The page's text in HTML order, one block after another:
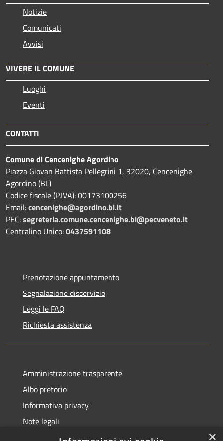
Notizie
Comunicati
Avvisi
VIVERE IL COMUNE
Luoghi
Eventi
CONTATTI
Comune di Cencenighe Agordino
Piazza Giovan Battista Pellegrini 1, 32020, Cencenighe
Agordino (BL)
Codice fiscale (P.IVA): 00173100256
Email:cencenighe@agordino.bl.it
PEC:segreteria.comune.cencenighe.bl@pecveneto.it
Centralino Unico:0437591108
Prenotazione appuntamento
Segnalazione disservizio
Leggi le FAQ
Richiesta assistenza
Amministrazione trasparente
Albo pretorio
Informativa privacy
Note legali
Dichiarazione di accessibilità
×